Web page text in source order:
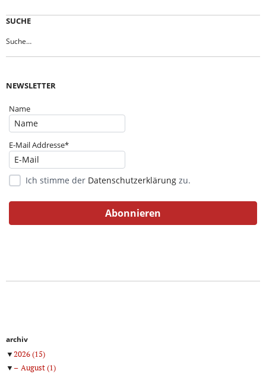
SUCHE
NEWSLETTER
Name
E-Mail Addresse*
Ich stimme der Datenschutzerklärung zu.
archiv
▼2026(15)
▼
August(1)